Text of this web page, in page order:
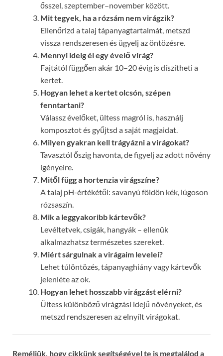
ősszel, szeptember–november között.
Mit tegyek, ha a rózsám nem virágzik?
Ellenőrizd a talaj tápanyagtartalmát, metszd
vissza rendszeresen és ügyelj az öntözésre.
Mennyi ideig él egy évelő virág?
Fajtától függően akár 10–20 évig is díszítheti a
kertet.
Hogyan lehet a kertet olcsón, szépen
fenntartani?
Válassz évelőket, ültess magról is, használj
komposztot és gyűjtsd a saját magjaidat.
Milyen gyakran kell trágyázni a virágokat?
Tavasztól őszig havonta, de figyelj az adott növény
igényeire.
Mitől függ a hortenzia virágszíne?
A talaj pH-értékétől: savanyú földön kék, lúgoson
rózsaszín.
Mik a leggyakoribb kártevők?
Levéltetvek, csigák, hangyák – ellenük
alkalmazhatsz természetes szereket.
Miért sárgulnak a virágaim levelei?
Lehet túlöntözés, tápanyaghiány vagy kártevők
jelenléte az ok.
Hogyan lehet hosszabb virágzást elérni?
Ültess különböző virágzási idejű növényeket, és
metszd rendszeresen az elnyílt virágokat.
Reméljük, hogy cikkünk segítségével te is megtalálod a